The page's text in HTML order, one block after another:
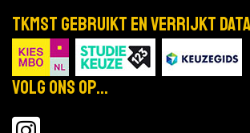
TKMST gebruikt en verrijkt
Volg ons op...